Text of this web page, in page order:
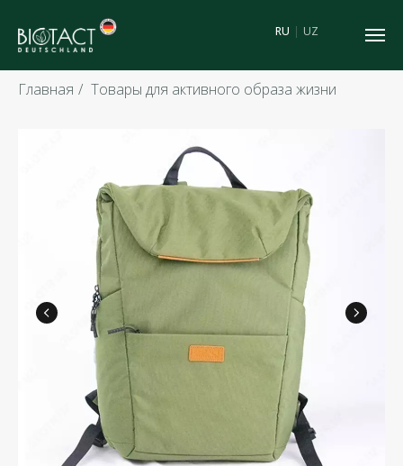
RU | UZ
Главная / Товары для активного образа жизни